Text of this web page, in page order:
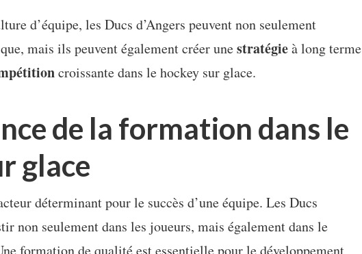
d’équipe, les Ducs d’Angers peuvent non seulement
mais ils peuvent également créer unestratégieà long terme
croissante dans le hockey sur glace.
de la formation dans le
glace
déterminant pour le succès d’une équipe. Les Ducs
non seulement dans les joueurs, mais également dans le
formation de qualité est essentielle pour le développement